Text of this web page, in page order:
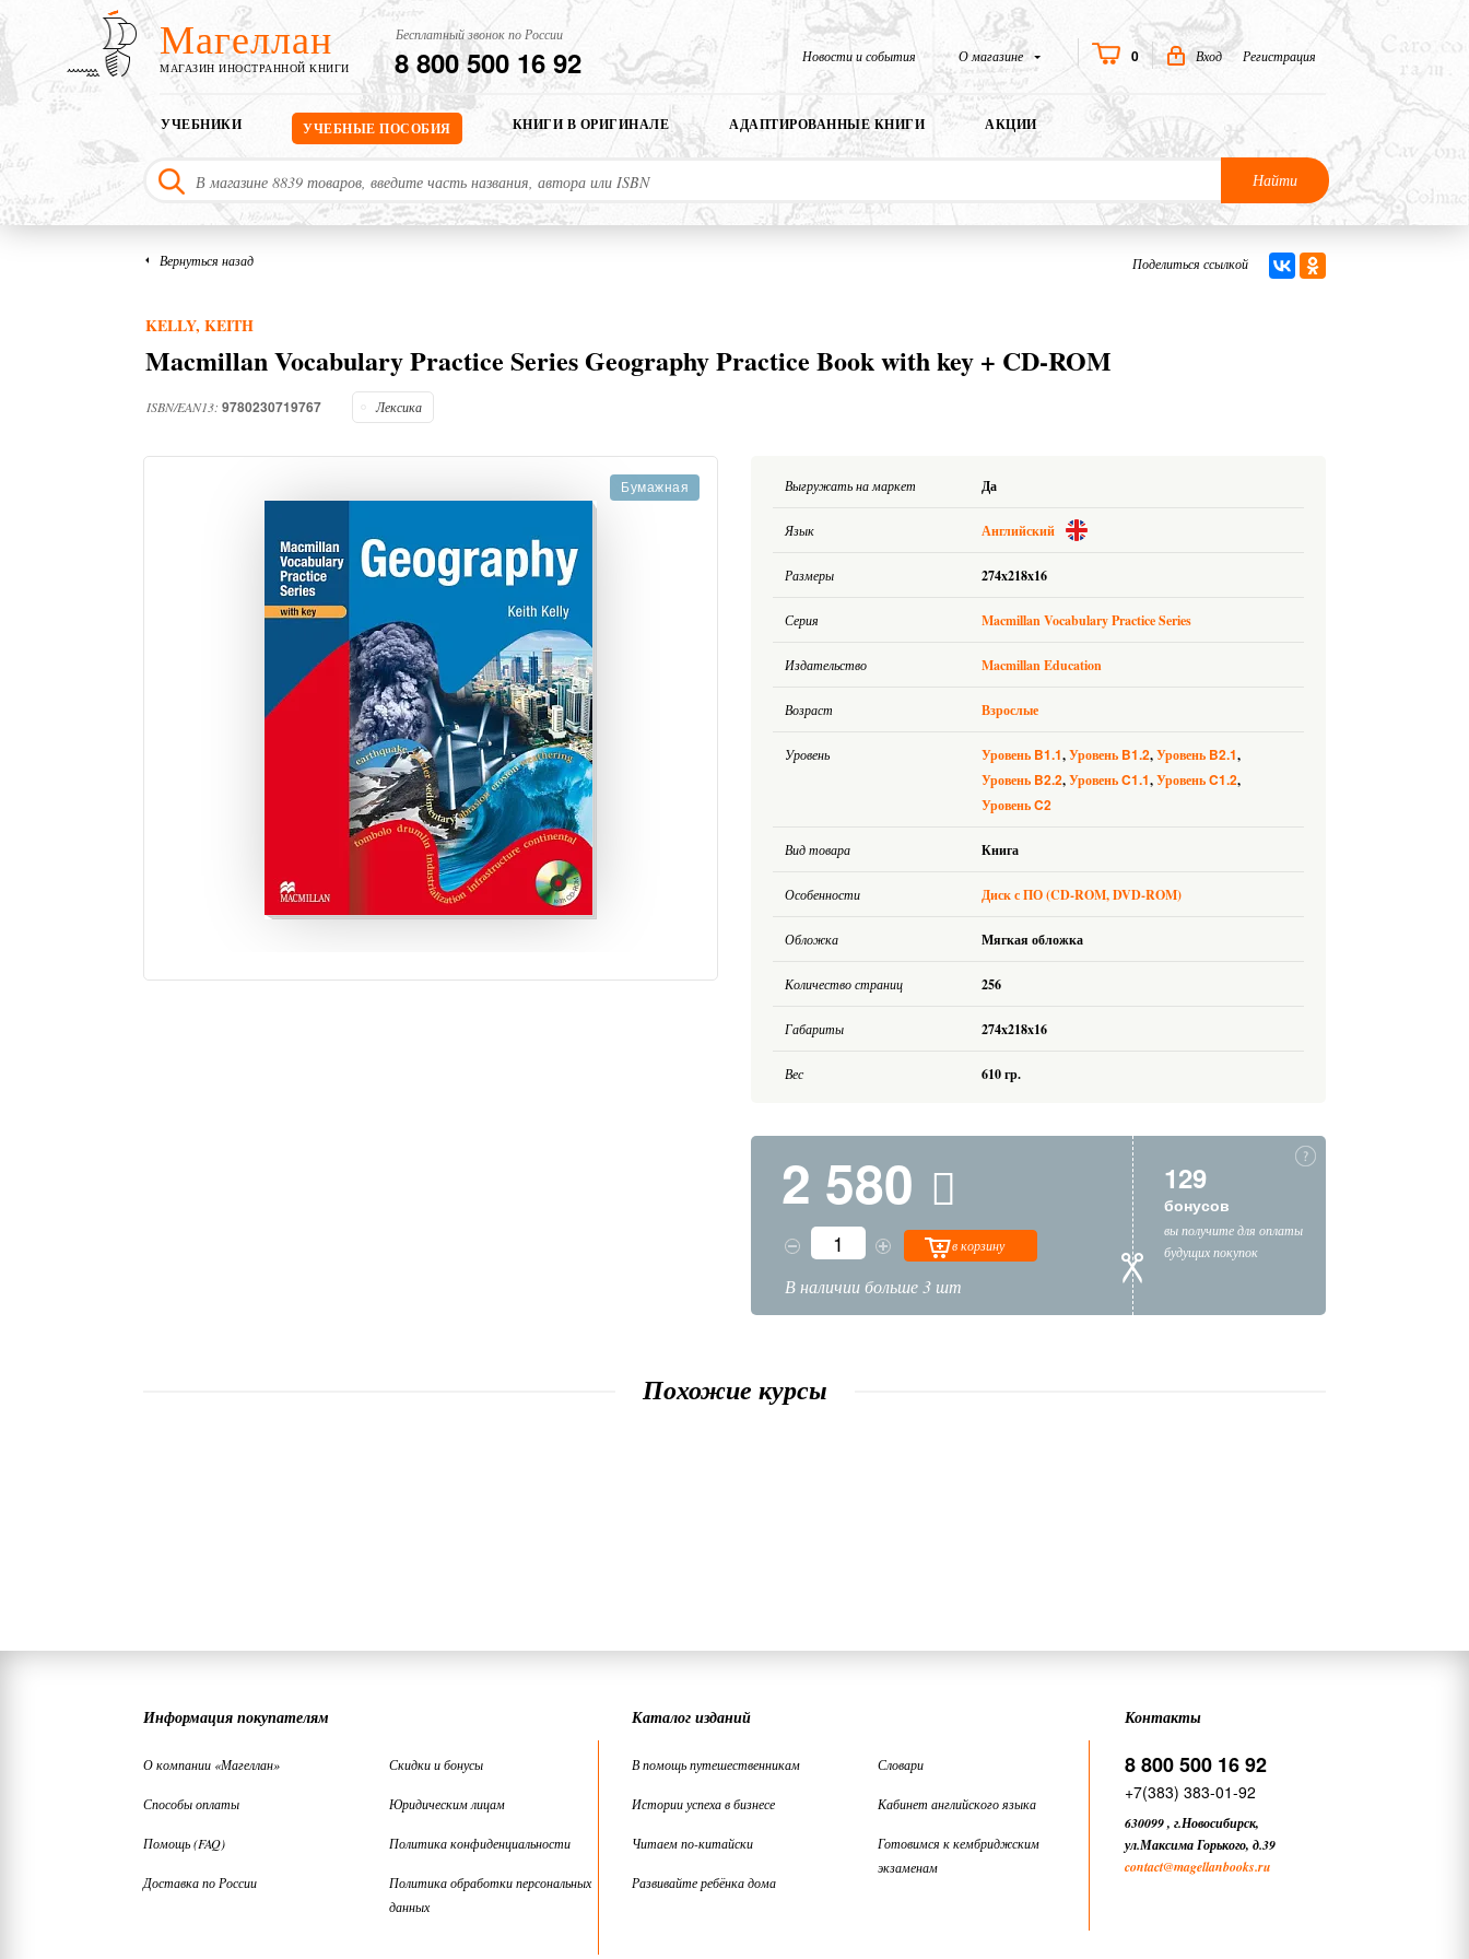
Магеллан
МАГАЗИН ИНОСТРАННОЙ КНИГИ
Бесплатный звонок по России
8 800 500 16 92 Новости и события О магазине 0 Вход Регистрация
УЧЕБНИКИ УЧЕБНЫЕ ПОСОБИЯ КНИГИ В ОРИГИНАЛЕ АДАПТИРОВАННЫЕ КНИГИ АКЦИИ
Найти
Вернуться назад Поделиться ссылкой
KELLY, KEITH
Macmillan Vocabulary Practice Series Geography Practice Book with key + CD-ROM
ISBN/EAN13: 9780230719767 Лексика
Бумажная Выгружать на маркет Да
Язык Английский
Размеры 274x218x16
Серия Macmillan Vocabulary Practice Series
Издательство Macmillan Education
Возраст Взрослые
Уровень Уровень B1.1 Уровень B1.2 Уровень B2.1
Уровень B2.2 УровеньC1.1 УровеньC1.2
УровеньC2
Вид товара Книга
Особенности Диск с ПО (CD-ROM, DVD-ROM)
Обложка Мягкая обложка
Количество страниц 256
Габариты 274x218x16
Вес 610 гр.
2 580
в корзину
В наличии больше 3 шт
129
бонусов
вы получите для оплаты
будущих покупок
Похожие курсы
Информация покупателям
О компании «Магеллан»
Способы оплаты
Помощь (FAQ)
Доставка по России
Скидки и бонусы
Юридическим лицам
Политика конфиденциальности
Политика обработки персональных
данных
Каталог изданий
В помощь путешественникам
Истории успеха в бизнесе
Читаем по-китайски
Развивайте ребёнка дома
Словари
Кабинет английского языка
Готовимся к кембриджским
экзаменам
Контакты
8 800 500 16 92
+7(383) 383-01-92
630099, г.Новосибирск,
ул.Максима Горького, д.39
contact@magellanbooks.ru